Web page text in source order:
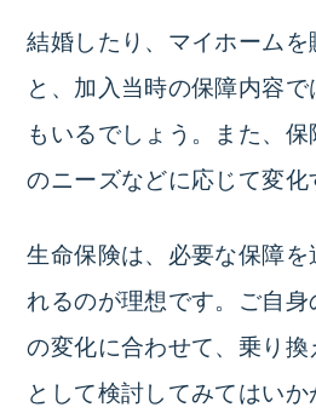
結婚したり、マイホーム
と、加入当時の保障内容
もいるでしょう。また、
のニーズなどに応じて変化
生命保険は、必要な保障
れるのが理想です。ご自
の変化に合わせて、乗り
として検討してみてはいか